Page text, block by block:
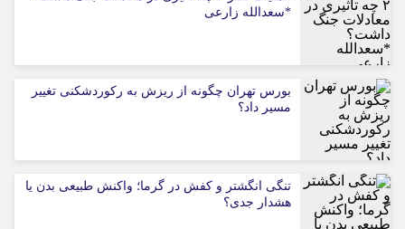
*سعدالله زارعی
بورس تهران چگونه از ریزش به رکوردشکنی تغییر
مسیر داد؟
تنگی انگشتر و کفش در گرما؛ واکنش طبیعی بدن یا
هشدار جدی؟